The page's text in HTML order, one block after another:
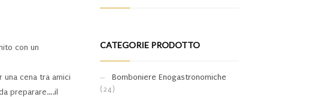
con un
cena tra amici
preparare….il
CATEGORIE PRODOTTO
Bomboniere Enogastronomiche
(24)